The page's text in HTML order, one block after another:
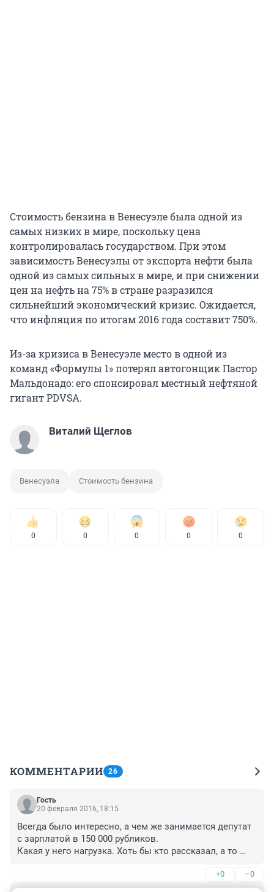
Стоимость бензина в Венесуэле была одной из
самых низких в мире, поскольку цена
контролировалась государством. При этом
зависимость Венесуэлы от экспорта нефти была
одной из самых сильных в мире, и при снижении
цен на нефть на 75% в стране разразился
сильнейший экономический кризис. Ожидается,
что инфляция по итогам 2016 года составит 750%.
Из-за кризиса в Венесуэле место в одной из
команд «Формулы 1» потерял автогонщик Пастор
Мальдонадо: его спонсировал местный нефтяной
гигант PDVSA.
Виталий Щеглов
Венесуэла Стоимость бензина
0 0 0 0 0
КОММЕНТАРИИ 26
Гость
20 февраля 2016, 18:15
Всегда было интересно, а чем же занимается депутат
с зарплатой в 150 000 рубликов.
Какая у него нагрузка. Хоть бы кто рассказал, а то
+0 –0